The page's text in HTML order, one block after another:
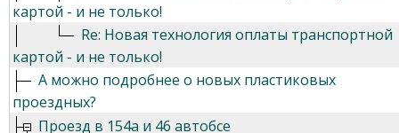
картой - и не только!
Re: Новая технология оплаты транспортной
картой - и не только!
А можно подробнее о новых пластиковых
проездных?
Проезд в 154а и 46 автобсе